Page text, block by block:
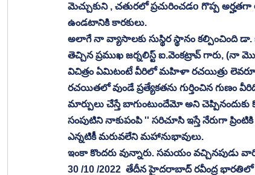
మెచ్చుకుని , చతురలో ప్రచురించడo గొప్ప
ఉండటానికి కారకులు.
అలాగే నా వ్యాసాలకు సుస్థిర స్థానం కల్పించింది
తెచ్చిన ప్రముఖ జర్నలిస్ట్ ఐ.వెంకట్రావ్ గారు, (నా
విచిత్రం ఏమిటంటే వీరిలో మహిళా రచయిత్రు
రచయితలో వుండే ప్రత్యేకతను గుర్తించిన
మార్పులు చేస్తే బాగుంటుందేమో అని
సంపుటిని నాకుపంపి '' సరిచూసి ఇస్తే నేరుగా
ఎన్నటికీ మరువలేని మహానుభావులు.
ఇంకా కొందరు వున్నారు. సమయం వచ్చినపుడు
30 /10 /2022  తేదీన హైదరాబాద్ రవీంద్ర